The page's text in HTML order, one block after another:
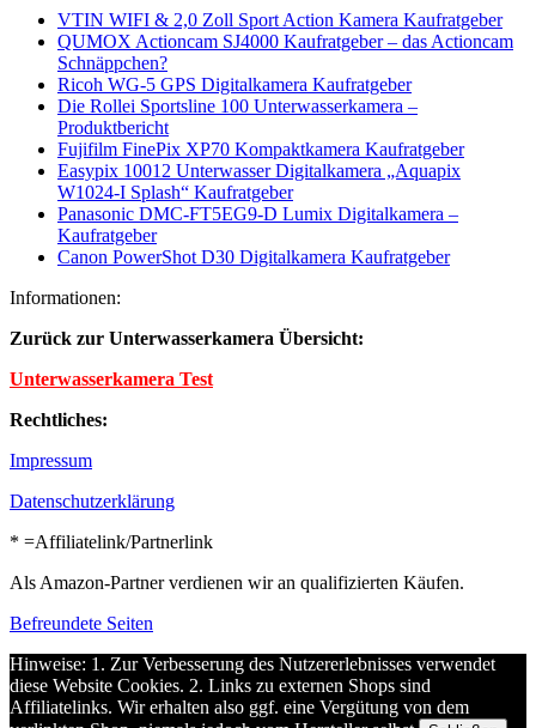
VTIN WIFI & 2,0 Zoll Sport Action Kamera Kaufratgeber
QUMOX Actioncam SJ4000 Kaufratgeber – das Actioncam
Schnäppchen?
Ricoh WG-5 GPS Digitalkamera Kaufratgeber
Die Rollei Sportsline 100 Unterwasserkamera –
Produktbericht
Fujifilm FinePix XP70 Kompaktkamera Kaufratgeber
Easypix 10012 Unterwasser Digitalkamera „Aquapix
W1024-I Splash“ Kaufratgeber
Panasonic DMC-FT5EG9-D Lumix Digitalkamera –
Kaufratgeber
Canon PowerShot D30 Digitalkamera Kaufratgeber
Informationen:
Zurück zur Unterwasserkamera Übersicht:
Unterwasserkamera Test
Rechtliches:
Impressum
Datenschutzerklärung
* =Affiliatelink/Partnerlink
Als Amazon-Partner verdienen wir an qualifizierten Käufen.
Befreundete Seiten
Hinweise: 1. Zur Verbesserung des Nutzererlebnisses verwendet
diese Website Cookies. 2. Links zu externen Shops sind
Affiliatelinks. Wir erhalten also ggf. eine Vergütung von dem